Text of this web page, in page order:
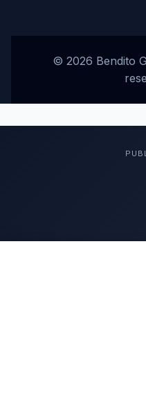
© 2026 Bendito